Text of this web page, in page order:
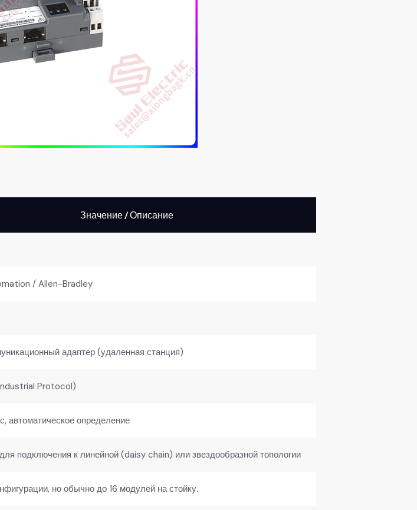
Значение / Описание
/ Allen-Bradley
адаптер (удаленная станция)
Protocol)
автоматическое определение
подключения к линейной (daisy chain) или звездообразной топологии
но обычно до 16 модулей на стойку.